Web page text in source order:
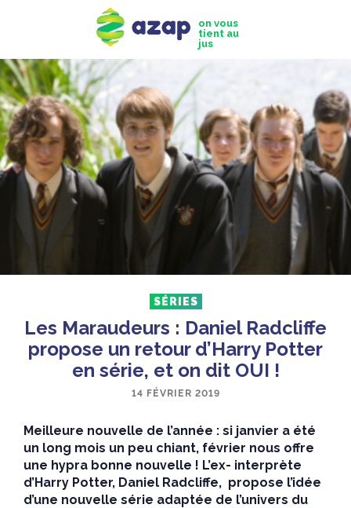
on vous
tient au
jus
SÉRIES
Les Maraudeurs : Daniel Radcliffe
propose un retour d’Harry Potter
en série, et on dit OUI !
14 FÉVRIER 2019
Meilleure nouvelle de l’année : si janvier a été
un long mois un peu chiant, février nous offre
une hypra bonne nouvelle ! L’ex- interprète
d’Harry Potter, Daniel Radcliffe, propose l’idée
d’une nouvelle série adaptée de l’univers du